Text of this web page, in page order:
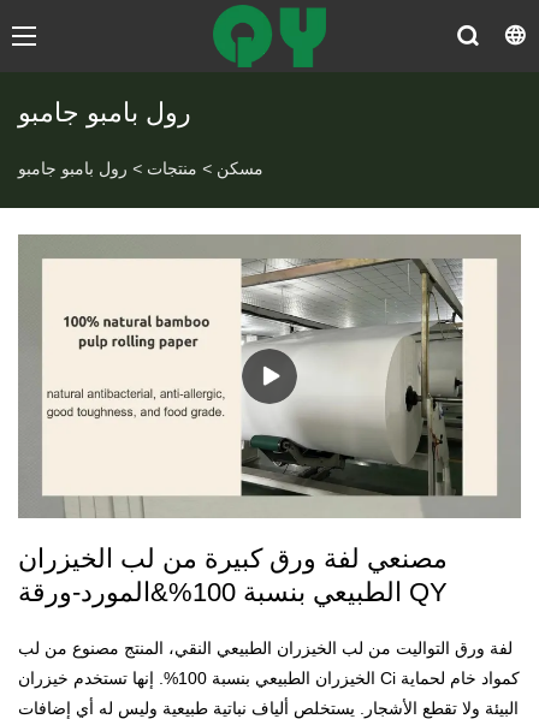
رول بامبو جامبو
مسكن > منتجات > رول بامبو جامبو
مصنعي لفة ورق كبيرة من لب الخيزران
الطبيعي بنسبة 100%&المورد-ورقة QY
لفة ورق التواليت من لب الخيزران الطبيعي النقي، المنتج مصنوع من لب
الخيزران الطبيعي بنسبة 100%. إنها تستخدم خيزران Ci كمواد خام لحماية
البيئة ولا تقطع الأشجار. يستخلص ألياف نباتية طبيعية وليس له أي إضافات